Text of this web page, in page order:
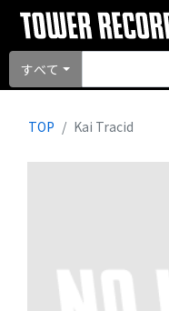
すべて
TOP Kai Tracid